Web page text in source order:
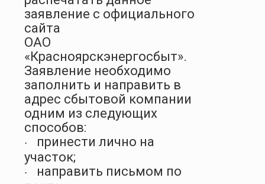
заявление с официального
сайта
ОАО
«Красноярскэнергосбыт».
Заявление необходимо
заполнить и направить в
адрес сбытовой компании
одним из следующих
способов:
·
принести лично на
участок;
·
направить письмом по